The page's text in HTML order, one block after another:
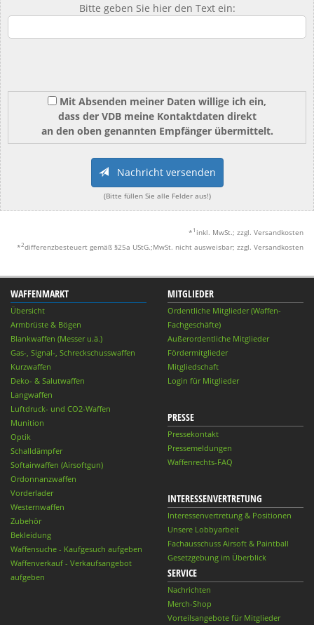
Bitte geben Sie hier den Text ein:
Mit Absenden meiner Daten willige ich ein,
dass der VDB meine Kontaktdaten direkt
an den oben genannten Empfänger übermittelt.
Nachricht versenden
(Bitte füllen Sie alle Felder aus!)
* 1 inkl. MwSt.; zzgl. Versandkosten
*2differenzbesteuert gemäß §25a UStG.;MwSt. nicht ausweisbar; zzgl. Versandkosten
WAFFENMARKT
Übersicht
Armbrüste & Bögen
Blankwaffen (Messer u.ä.)
Gas-, Signal-, Schreckschusswaffen
Kurzwaffen
Deko- & Salutwaffen
Langwaffen
Luftdruck- und CO2-Waffen
Munition
Optik
Schalldämpfer
Softairwaffen (Airsoftgun)
Ordonnanzwaffen
Vorderlader
Westernwaffen
Zubehör
Bekleidung
Waffensuche - Kaufgesuch aufgeben
Waffenverkauf - Verkaufsangebot
aufgeben
MITGLIEDER
Ordentliche Mitglieder (Waffen-
Fachgeschäfte)
Außerordentliche Mitglieder
Fördermitglieder
Mitgliedschaft
Login für Mitglieder
PRESSE
Pressekontakt
Pressemeldungen
Waffenrechts-FAQ
INTERESSENVERTRETUNG
Interessenvertretung & Positionen
Unsere Lobbyarbeit
Fachausschuss Airsoft & Paintball
Gesetzgebung im Überblick
SERVICE
Nachrichten
Merch-Shop
Vorteilsangebote für Mitglieder